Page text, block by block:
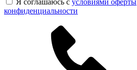
Я соглашаюсь с условиями оферты
конфиденциальности